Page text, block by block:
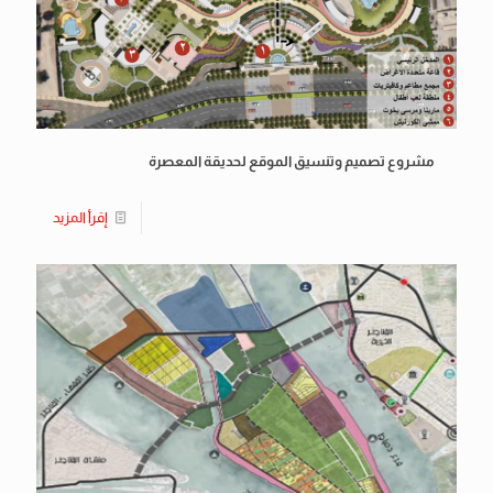
مشروع تصميم وتنسيق الموقع لحديقة المعصرة
إقرأ المزيد